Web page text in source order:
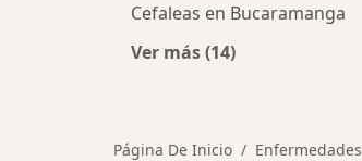
Cefaleas en Bucaramanga
Ver más (14)
Página De Inicio Enfermedades